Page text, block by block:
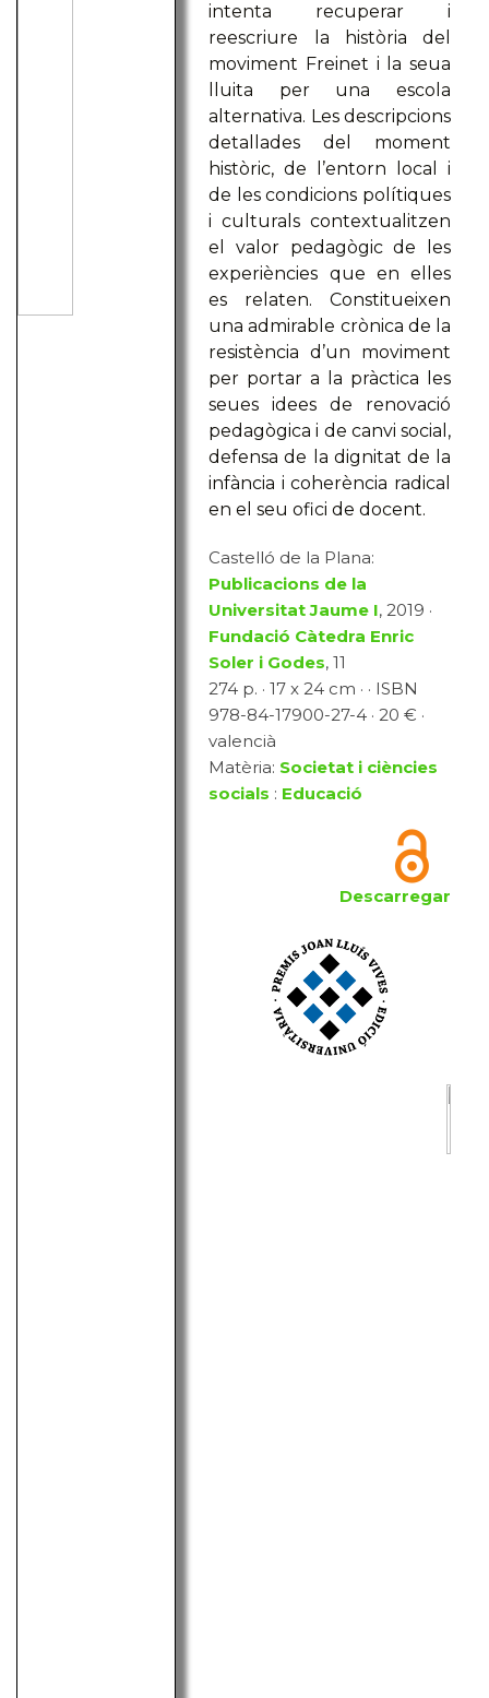
intenta recuperar i
reescriure la història del
moviment Freinet i la seua
lluita per una escola
alternativa. Les descripcions
detallades del moment
històric, de l’entorn local i
de les condicions polítiques
i culturals contextualitzen
el valor pedagògic de les
experiències que en elles
es relaten. Constitueixen
una admirable crònica de la
resistència d’un moviment
per portar a la pràctica les
seues idees de renovació
pedagògica i de canvi social,
defensa de la dignitat de la
infància i coherència radical
en el seu ofici de docent.
Castelló de la Plana:
Publicacions de la
Universitat Jaume I, 2019 ·
Fundació Càtedra Enric
Soler i Godes, 11
274 p. · 17 x 24 cm · · ISBN
978-84-17900-27-4 · 20 € ·
valencià
Matèria: Societat i ciències
socials : Educació
Descarregar